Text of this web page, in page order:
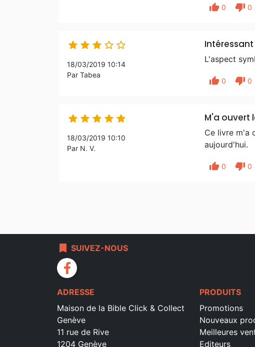
thumb_up 0 thumb_down 0
    
18/03/2019 10:14
Par Tabea
Intéressant
L'aspect
thumb_up 0 thumb_down 0
    
18/03/2019 10:10
Par N. V.
M'a ouvert
Ce livre m'a
aujourd'hui.
thumb_up 0 thumb_down 0
bookmark SUIVEZ-NOUS
facebook
ADRESSE
Maison de la Bible Click & Collect
Genève
11 rue de Rive
1204 Genève
PRODUITS
Promotions
Nouveaux
Meilleures
Editeurs